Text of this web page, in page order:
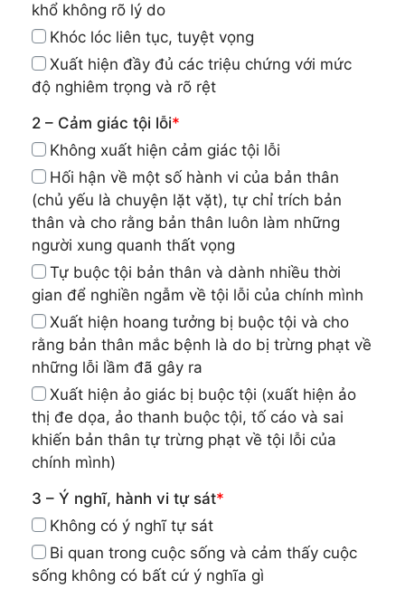
khổ không rõ lý do
Khóc lóc liên tục, tuyệt vọng
Xuất hiện đầy đủ các triệu chứng với mức
độ nghiêm trọng và rõ rệt
2 – Cảm giác tội lỗi*
Không xuất hiện cảm giác tội lỗi
Hối hận về một số hành vi của bản thân
(chủ yếu là chuyện lặt vặt), tự chỉ trích bản
thân và cho rằng bản thân luôn làm những
người xung quanh thất vọng
Tự buộc tội bản thân và dành nhiều thời
gian để nghiền ngẫm về tội lỗi của chính mình
Xuất hiện hoang tưởng bị buộc tội và cho
rằng bản thân mắc bệnh là do bị trừng phạt về
những lỗi lầm đã gây ra
Xuất hiện ảo giác bị buộc tội (xuất hiện ảo
thị đe dọa, ảo thanh buộc tội, tố cáo và sai
khiến bản thân tự trừng phạt về tội lỗi của
chính mình)
3 – Ý nghĩ, hành vi tự sát*
Không có ý nghĩ tự sát
Bi quan trong cuộc sống và cảm thấy cuộc
sống không có bất cứ ý nghĩa gì